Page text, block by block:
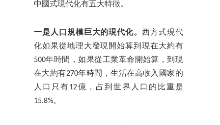
中國式現代化有五大特徵。
一是人口規模巨大的現代化。 西方式現代
化如果從地理大發現開始算到現在大約有
500年時間，如果從工業革命開始算，到現
在大約有270年時間，生活在高收入國家的
人口只有12億，占到世界人口的比重是
15.8%。